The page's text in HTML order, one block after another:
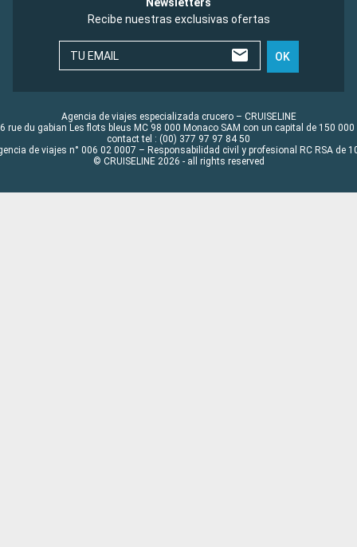
Recibe nuestras exclusivas ofertas
TU EMAIL OK
Agencia de viajes especializada crucero – CRUISELINE
rue du gabian Les flots bleus MC 98 000 Monaco SAM con un capital de 150 000
contact tel : (00) 377 97 97 84 50
de viajes n° 006 02 0007 – Responsabilidad civil y profesional RC RSA de
© CRUISELINE 2026 - all rights reserved